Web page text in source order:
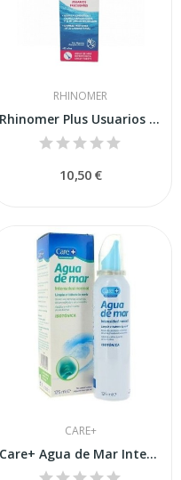
RHINOMER
Rhinomer Plus Usuarios Frecuentes Fuerza 3...
10,50 €
CARE+
Care+ Agua de Mar Intensidad Normal 125ml